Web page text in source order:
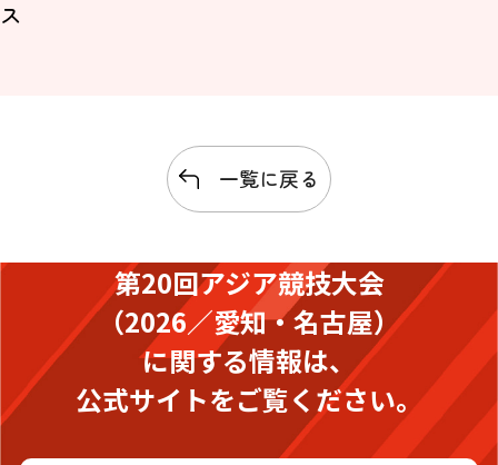
ー
一覧に戻る
第20回アジア競技大会
（2026／愛知・名古屋）
に関する情報は、
公式サイトをご覧ください。